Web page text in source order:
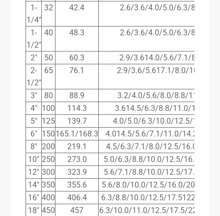
1-
1/4″
32 42.4 2.6/3.6/4.0/5.0/6.3/8.0/10.0
1-
1/2″
40 48.3 2.6/3.6/4.0/5.0/6.3/8.0/10.0
2″ 50 60.3
2.9/3.614.0/5.6/7.1/8.8/
2-
1/2″
65 76.1 2.9/3.6/5.617.1/8.0/10.0/
3″ 80 88.9
3.2/4.0/5.6/8.0/8.8/11.0/
4″ 100 114.3
3.614.5/6.3/8.8/11.0/14.2/
5″ 125 139.7
4.0/5.0/6.3/10.0/12.5/16.0/
6″ 150165.1/168.3
4.014.5/5.6/7.1/11.0/14.2/
8″ 200 219.1
4.5/6.3/7.1/8.0/12.5/16.0/17.5/
10″ 250 273.0
5.0/6.3/8.8/10.0/12.5/16.0/
12″ 300 323.9
5.6/7.1/8.8/10.0/12.5/17.5/
14″ 350 355.6
5.6/8.0/10.0/12.5/16.0/20.0/
16″ 400 406.4
6.3/8.8/10.0/12.5/17.5122.2/
18″ 450 457
6.3/10.0/11.0/12.5/17.5/22.2/